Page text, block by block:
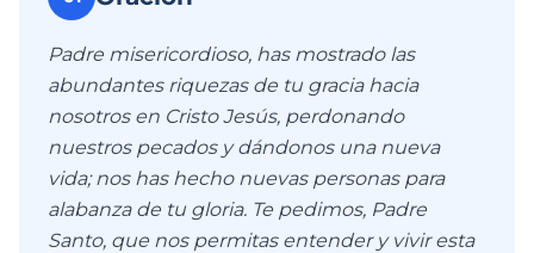
Padre misericordioso, has mostrado las
abundantes riquezas de tu gracia hacia
nosotros en Cristo Jesús, perdonando
nuestros pecados y dándonos una nueva
vida; nos has hecho nuevas personas para
alabanza de tu gloria. Te pedimos, Padre
Santo, que nos permitas entender y vivir esta